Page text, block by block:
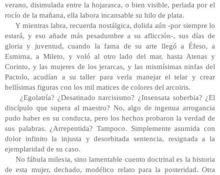
verano, disimulada entre la hojarasca, o bien visible, perlada por el
rocío de la mañana, ella labora incansable su hilo de plata.
Y mientras labra, recuerda nostálgica, dolida aún -por siempre lo
estará, y eso añade más pesadumbre a su aflicción-, sus días de
gloria y juventud, cuando la fama de su arte llegó a Éfeso, a
Esmirna, a Mileto, y voló al otro lado del mar, hasta Atenas y
Corinto, y las mujeres de los jerarcas, y las mismísimas ninfas del
Pactolo, acudían a su taller para verla manejar el telar y crear
bellísimas figuras con los mil matices de colores del arcoiris.
¿Egolatría? ¿Desatinado narcisismo? ¿Insensata soberbia? ¿El
discípulo que supera al maestro? No, algo de ingenua arrogancia
pudo haber en su conducta, pero los hechos probaron la verdad de
sus palabras. ¿Arrepentida? Tampoco. Simplemente asumida con
dolor infinito la injusta y desorbitada sentencia, resignada a la
ejemplaridad de su caso.
No fábula milesia, sino lamentable cuento doctrinal es la historia
de esta mujer, dechado, modélico relato para la posteridad. Otra